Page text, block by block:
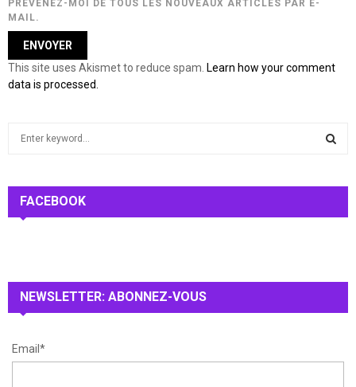
PRÉVENEZ-MOI DE TOUS LES NOUVEAUX ARTICLES PAR E-
MAIL.
This site uses Akismet to reduce spam. Learn how your comment
data is processed.
:
FACEBOOK
NEWSLETTER: ABONNEZ-VOUS
Email*